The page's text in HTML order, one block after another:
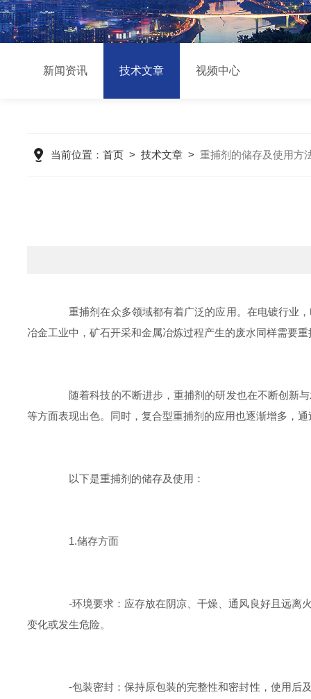
新闻资讯 技术文章 视频中心
当前位置： 首页 > 技术文章 > 重捕剂的储存及使用方
重捕剂在众多领域都有着广泛的应用。在电镀行业，
冶金工业中，矿石开采和金属冶炼过程产生的废水同样需要
随着科技的不断进步，重捕剂的研发也在不断创新与
等方面表现出色。同时，复合型重捕剂的应用也逐渐增多，
以下是重捕剂的储存及使用：
1.储存方面
-环境要求：应存放在阴凉、干燥、通风良好且远离火
变化或发生危险。
-包装密封：保持原包装的完整性和密封性，使用后及